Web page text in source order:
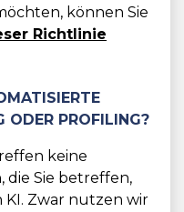
können Sie
Richtlinie
ODER PROFILING?
keine
die Sie betreffen,
KI. Zwar nutzen wir